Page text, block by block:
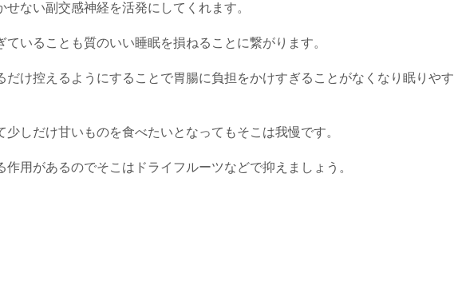
ない副交感神経を活発にしてくれます。
ていることも質のいい睡眠を損ねることに繋がります。
だけ控えるようにすることで胃腸に負担をかけすぎることがなくなり眠りやす
しだけ甘いものを食べたいとなってもそこは我慢です。
用があるのでそこはドライフルーツなどで抑えましょう。